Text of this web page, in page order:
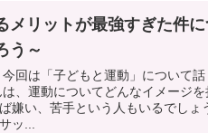
メリットが最強すぎた件
う～
回は「子どもと運動」について
、運動についてどんなイメージを
嫌い、苦手という人もいるでしょ
ッ...